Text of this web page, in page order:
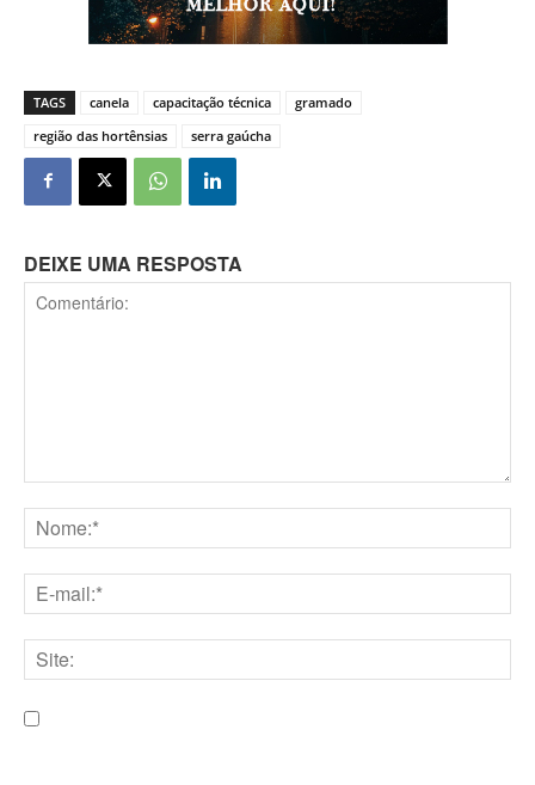
TAGS canela capacitação técnica
gramado
região das hortênsias
serra gaúcha
DEIXE UMA RESPOSTA
mail:*